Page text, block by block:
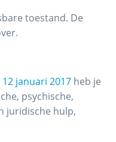
toestand. De
januari 2017 heb je
psychische,
juridische hulp,